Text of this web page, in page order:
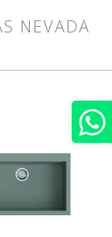
NEVADA